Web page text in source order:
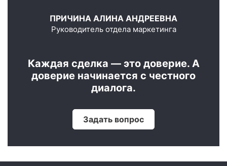
ПРИЧИНА АЛИНА АНДРЕЕВНА
Руководитель отдела маркетинга
Каждая сделка — это доверие. А
доверие начинается с честного
диалога.
Задать вопрос